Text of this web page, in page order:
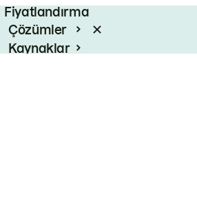
Fiyatlandırma
Çözümler
Kaynaklar